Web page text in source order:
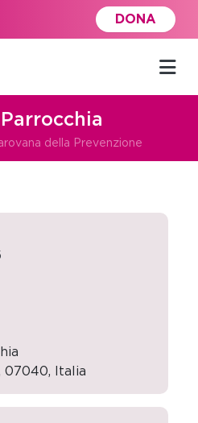
DONA
della Prevenzione
07040, Italia